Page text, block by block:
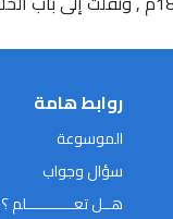
روابط هامة
الموسوعة
سؤال وجواب
هــل تعـــــــــــلم ؟